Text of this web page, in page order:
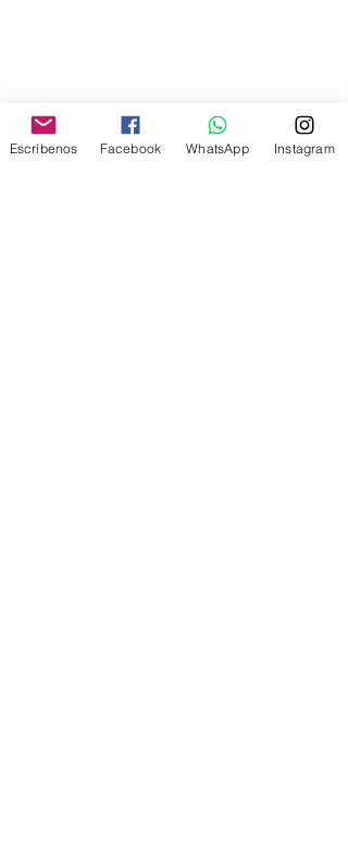
Escríbenos Facebook WhatsApp Instagram